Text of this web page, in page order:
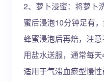
2、萝卜浸蜜：将萝卜
蜜后浸泡10分钟足有
蜂蜜浸泡后再焙，注
用盐水送服，通常每
适用于气滞血瘀型慢性